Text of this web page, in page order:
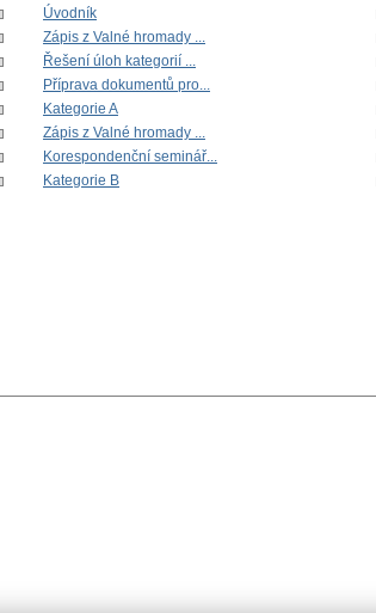
Úvodník
Zápis z Valné hromady ...
Řešení úloh kategorií ...
Příprava dokumentů pro...
Kategorie A
Zápis z Valné hromady ...
Korespondenční seminář...
Kategorie B